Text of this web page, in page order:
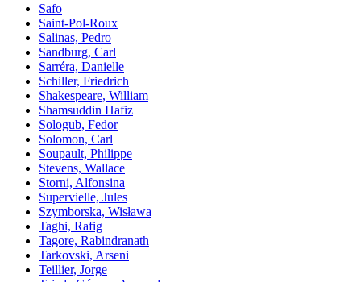
Safo
Saint-Pol-Roux
Salinas, Pedro
Sandburg, Carl
Sarréra, Danielle
Schiller, Friedrich
Shakespeare, William
Shamsuddin Hafiz
Sologub, Fedor
Solomon, Carl
Soupault, Philippe
Stevens, Wallace
Storni, Alfonsina
Supervielle, Jules
Szymborska, Wisława
Taghi, Rafig
Tagore, Rabindranath
Tarkovski, Arseni
Teillier, Jorge